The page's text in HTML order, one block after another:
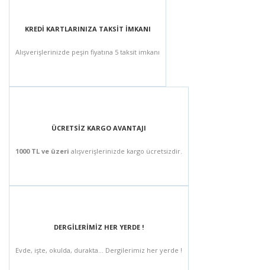
KREDİ KARTLARINIZA TAKSİT İMKANI
Alışverişlerinizde peşin fiyatına 5 taksit imkanı
ÜCRETSİZ KARGO AVANTAJI
1000 TL ve üzeri alışverişlerinizde kargo ücretsizdir.
DERGİLERİMİZ HER YERDE !
Evde, işte, okulda, durakta... Dergilerimiz her yerde !